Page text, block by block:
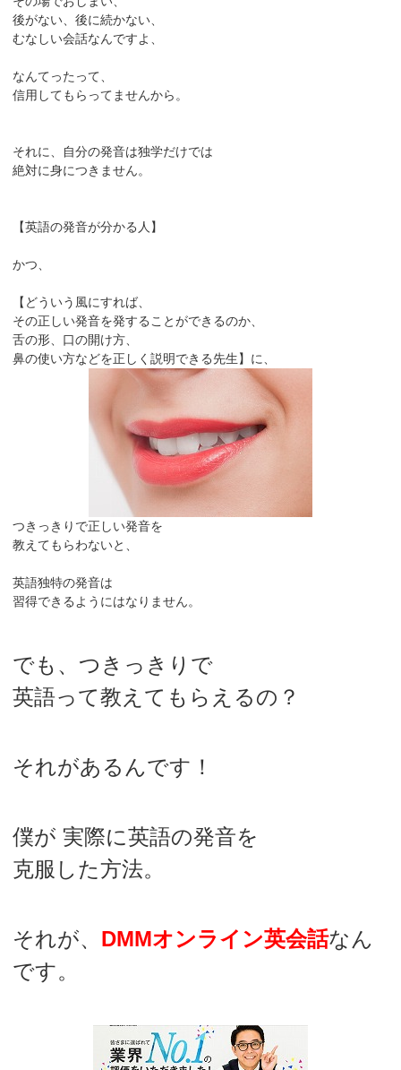
後がない、後に続かない、
むなしい会話なんですよ、
なんてったって、
信用してもらってませんから。
それに、自分の発音は独学だけでは
絶対に身につきません。
【英語の発音が分かる人】
かつ、
【どういう風にすれば、
その正しい発音を発することができるのか、
舌の形、口の開け方、
鼻の使い方などを正しく説明できる先生】に、
つきっきりで正しい発音を
教えてもらわないと、
英語独特の発音は
習得できるようにはなりません。
でも、つきっきりで
英語って教えてもらえるの？
それがあるんです！
僕が 実際に英語の発音を
克服した方法。
それが、 DMMオンライン英会話なん
です。